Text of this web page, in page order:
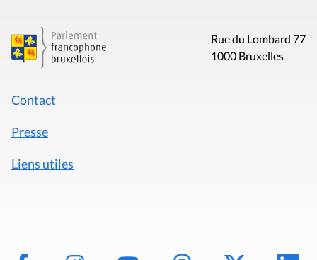
Rue du Lombard 77
1000 Bruxelles
Contact
Presse
Liens utiles